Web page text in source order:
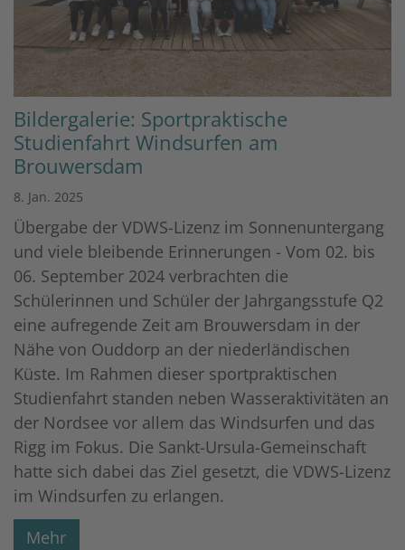
Bildergalerie: Sportpraktische
Studienfahrt Windsurfen am
Brouwersdam
8. Jan. 2025
Übergabe der VDWS-Lizenz im Sonnenuntergang
und viele bleibende Erinnerungen - Vom 02. bis
06. September 2024 verbrachten die
Schülerinnen und Schüler der Jahrgangsstufe Q2
eine aufregende Zeit am Brouwersdam in der
Nähe von Ouddorp an der niederländischen
Küste. Im Rahmen dieser sportpraktischen
Studienfahrt standen neben Wasseraktivitäten an
der Nordsee vor allem das Windsurfen und das
Rigg im Fokus. Die Sankt-Ursula-Gemeinschaft
hatte sich dabei das Ziel gesetzt, die VDWS-Lizenz
im Windsurfen zu erlangen.
Mehr